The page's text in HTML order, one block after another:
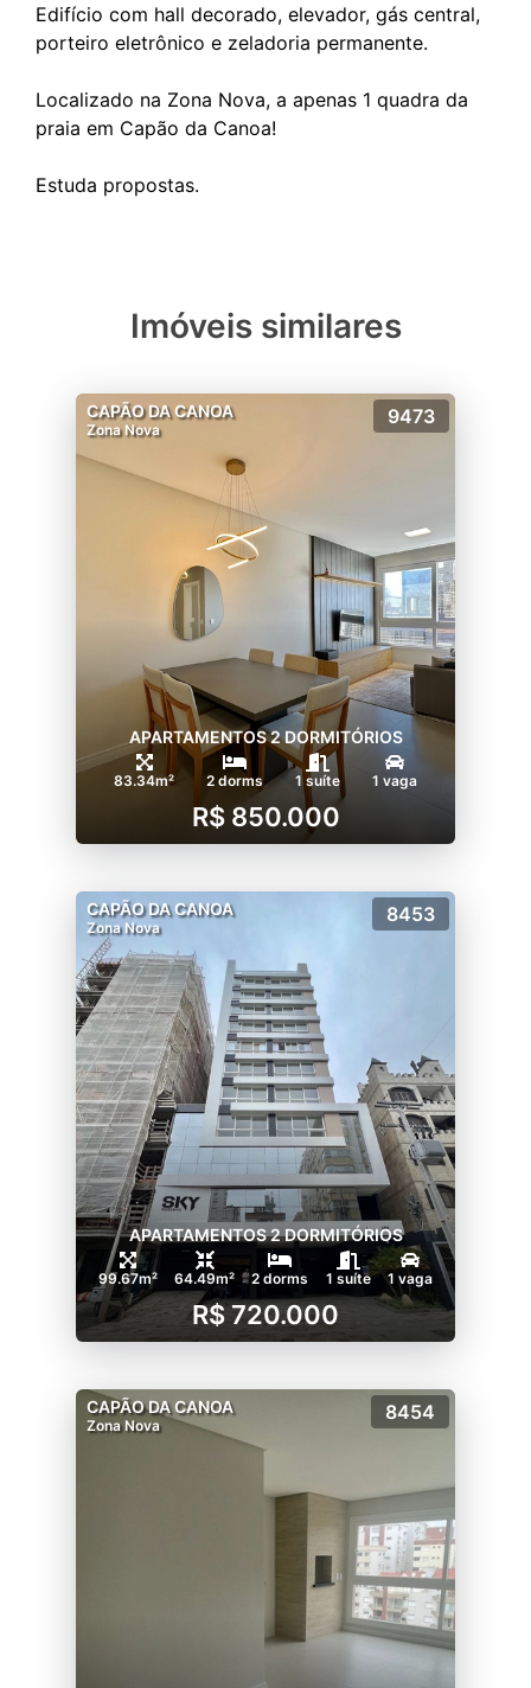
Edifício com hall decorado, elevador, gás central,
porteiro eletrônico e zeladoria permanente.
Localizado na Zona Nova, a apenas 1 quadra da
praia em Capão da Canoa!
Imóveis similares
CAPÃO DA CANOA
Zona Nova
9473
APARTAMENTOS 2 DORMITÓRIOS
83.34m² 2 dorms 1 suíte 1 vaga
R$ 850.000
CAPÃO DA CANOA
Zona Nova
8453
APARTAMENTOS 2 DORMITÓRIOS
99.67m² 64.49m² 2 dorms 1 suíte 1 vaga
R$ 720.000
CAPÃO DA CANOA
Zona Nova
8454